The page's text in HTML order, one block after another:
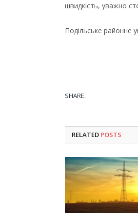
швидкість, уважно
Подільське районне
SHARE.
RELATED POSTS